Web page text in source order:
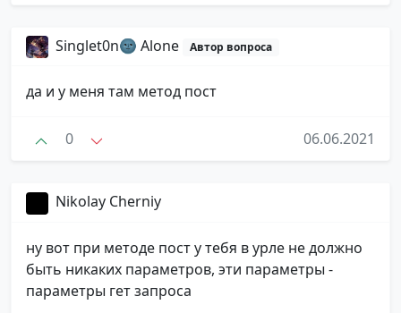
Singlet0n🌚 Alone Автор вопроса
да и у меня там метод пост
0 06.06.2021
Nikolay Cherniy
ну вот при методе пост у тебя в урле не должно
быть никаких параметров, эти параметры -
параметры гет запроса